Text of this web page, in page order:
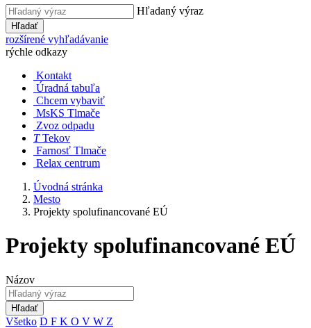
Hľadaný výraz
Hľadať
rozšírené vyhľadávanie
rýchle odkazy
Kontakt
Úradná tabuľa
Chcem vybaviť
MsKS Tlmače
Zvoz odpadu
T Tekov
Farnosť Tlmače
Relax centrum
Úvodná stránka
Mesto
Projekty spolufinancované EÚ
Projekty spolufinancované EÚ
Názov
Hľadať
Všetko D F K O V W Z